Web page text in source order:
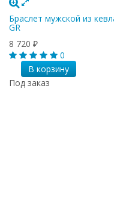
Браслет мужской из
GR
8 720 ₽
0
В корзину
Под заказ